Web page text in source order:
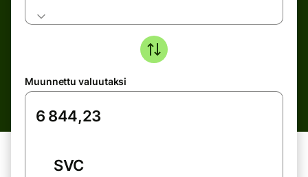
Muunnettu valuutaksi
SVC